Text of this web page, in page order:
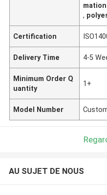
mation
,
Certification
Delivery Time 4-5
Minimum Order Q
uantity
1+
Model Number
AU SUJET DE NOUS